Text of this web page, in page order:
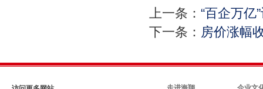
上一条： “百企万亿
下一条： 房价涨幅